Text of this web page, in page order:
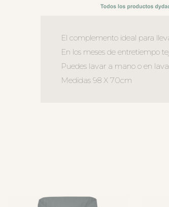
El complemento ideal para
En los meses de entretiempo
Puedes lavar a mano o en
Medidas 98 X 70cm